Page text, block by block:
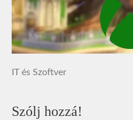
IT és Szoftver
Szólj hozzá!